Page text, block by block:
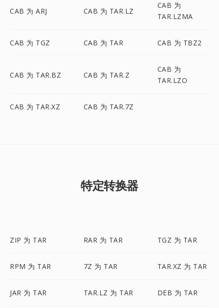
CAB 为 ARJ CAB 为 TAR.LZ
CAB 为
TAR.LZMA
CAB 为 TGZ CAB 为 TAR CAB 为 TBZ2
CAB 为 TAR.BZ CAB 为 TAR.Z
CAB 为
TAR.LZO
CAB 为 TAR.XZ CAB 为 TAR.7Z
特定转换器
ZIP 为 TAR RAR 为 TAR TGZ 为 TAR
RPM 为 TAR 7Z 为 TAR TAR.XZ 为 TAR
JAR 为 TAR TAR.LZ 为 TAR DEB 为 TAR